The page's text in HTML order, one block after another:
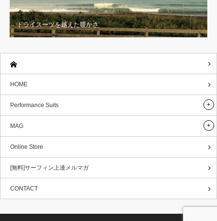
ドライスーツを越えた暖かさ
HOME
Performance Suits
MAG
Online Store
[無料]サーフィン上達メルマガ
CONTACT